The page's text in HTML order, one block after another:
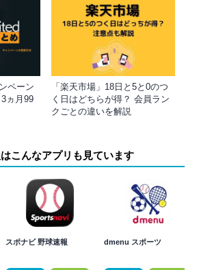
ペーン
3ヵ月99
「楽天市場」18日と5と0のつ
く日はどちらが得？ 会員ラン
クごとの違いを解説
こんなアプリも見ています
スポナビ 野球速報 dmenu スポーツ